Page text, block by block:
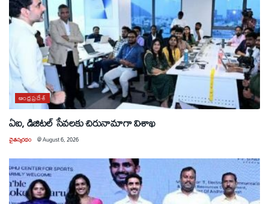
ఆంధ్రప్రదేశ్
ఏఐ, డిజిటల్ సేవలకు చిరునామాగా విశాఖ
చైతన్యరధం @August 6, 2026